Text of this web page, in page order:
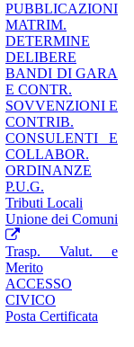
PUBBLICAZIONI
MATRIM.
DETERMINE
DELIBERE
BANDI DI GARA
E CONTR.
SOVVENZIONI E
CONTRIB.
CONSULENTI E
COLLABOR.
ORDINANZE
P.U.G.
Tributi Locali
Unione dei Comuni
Trasp. Valut. e
Merito
ACCESSO
CIVICO
Posta Certificata